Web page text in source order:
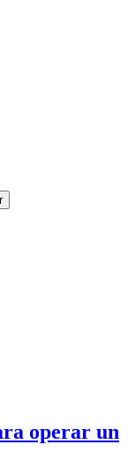
operar un